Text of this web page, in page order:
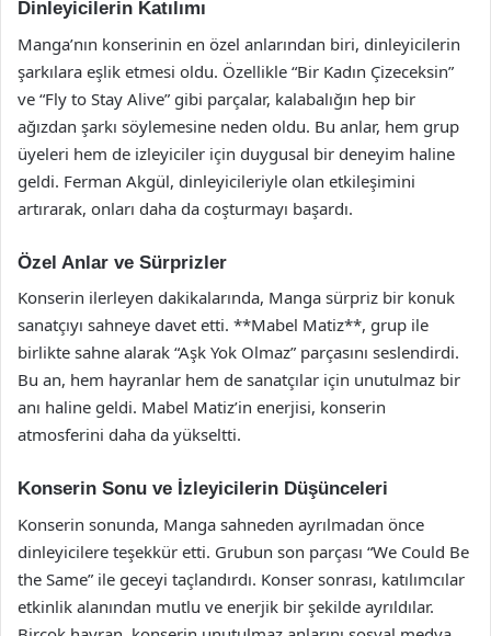
Dinleyicilerin Katılımı
Manga’nın konserinin en özel anlarından biri, dinleyicilerin
şarkılara eşlik etmesi oldu. Özellikle “Bir Kadın Çizeceksin”
ve “Fly to Stay Alive” gibi parçalar, kalabalığın hep bir
ağızdan şarkı söylemesine neden oldu. Bu anlar, hem grup
üyeleri hem de izleyiciler için duygusal bir deneyim haline
geldi. Ferman Akgül, dinleyicileriyle olan etkileşimini
artırarak, onları daha da coşturmayı başardı.
Özel Anlar ve Sürprizler
Konserin ilerleyen dakikalarında, Manga sürpriz bir konuk
sanatçıyı sahneye davet etti. **Mabel Matiz**, grup ile
birlikte sahne alarak “Aşk Yok Olmaz” parçasını seslendirdi.
Bu an, hem hayranlar hem de sanatçılar için unutulmaz bir
anı haline geldi. Mabel Matiz’in enerjisi, konserin
atmosferini daha da yükseltti.
Konserin Sonu ve İzleyicilerin Düşünceleri
Konserin sonunda, Manga sahneden ayrılmadan önce
dinleyicilere teşekkür etti. Grubun son parçası “We Could Be
the Same” ile geceyi taçlandırdı. Konser sonrası, katılımcılar
etkinlik alanından mutlu ve enerjik bir şekilde ayrıldılar.